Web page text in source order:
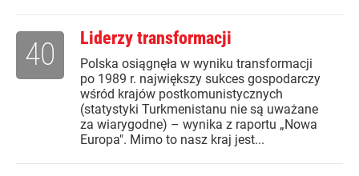
Liderzy transformacji
Polska osiągnęła w wyniku transformacji
po 1989 r. największy sukces gospodarczy
wśród krajów postkomunistycznych
(statystyki Turkmenistanu nie są uważane
za wiarygodne) – wynika z raportu „Nowa
Europa". Mimo to nasz kraj jest...
40